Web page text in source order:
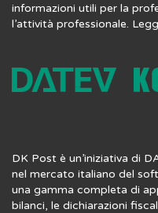
informazioni utili per la
l’attività professionale.
DK Post è un’iniziativa di
nel mercato italiano del
una gamma completa di
bilanci, le dichiarazioni